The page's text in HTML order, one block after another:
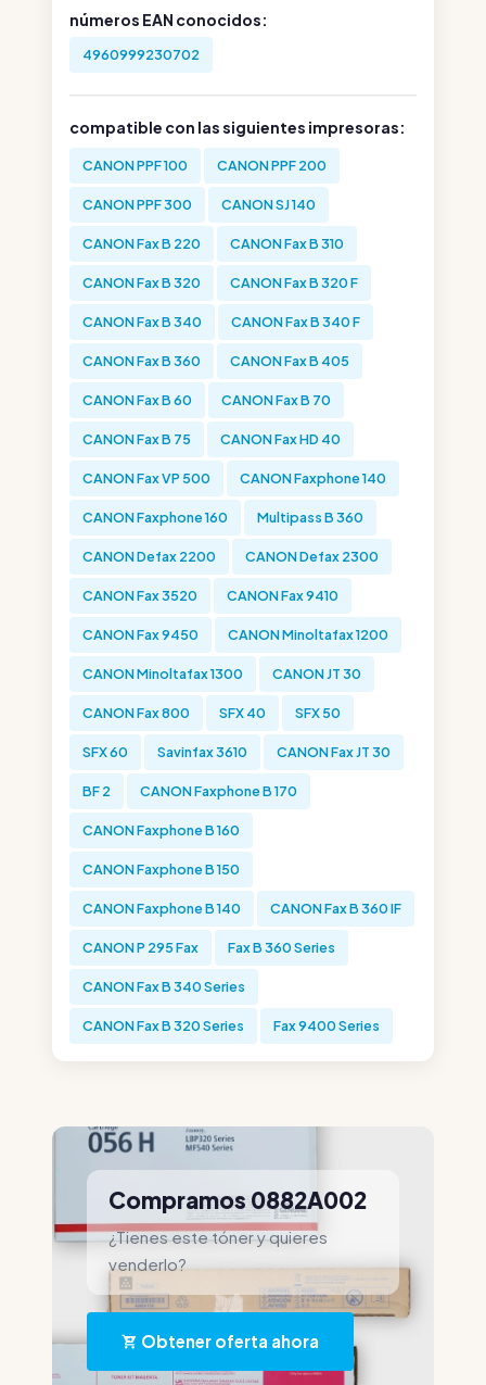
números EAN conocidos:
4960999230702
compatible con las siguientes impresoras:
CANON PPF 100 CANON PPF 200
CANON PPF 300 CANON SJ 140
CANON Fax B 220 CANON Fax B 310
CANON Fax B 320 CANON Fax B 320 F
CANON Fax B 340 CANON Fax B 340 F
CANON Fax B 360 CANON Fax B 405
CANON Fax B 60 CANON Fax B 70
CANON Fax B 75 CANON Fax HD 40
CANON Fax VP 500 CANON Faxphone 140
CANON Faxphone 160 Multipass B 360
CANON Defax 2200 CANON Defax 2300
CANON Fax 3520 CANON Fax 9410
CANON Fax 9450 CANON Minoltafax 1200
CANON Minoltafax 1300 CANON JT 30
CANON Fax 800 SFX 40 SFX 50
SFX 60 Savinfax 3610 CANON Fax JT 30
BF 2 CANON Faxphone B 170
CANON Faxphone B 160
CANON Faxphone B 150
CANON Faxphone B 140 CANON Fax B 360 IF
CANON P 295 Fax Fax B 360 Series
CANON Fax B 340 Series
CANON Fax B 320 Series Fax 9400 Series
Compramos 0882A002
¿Tienes este tóner y quieres
venderlo?
Obtener oferta ahora